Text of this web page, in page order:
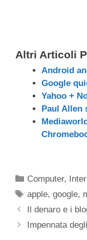
Altri Articoli
Android
Google
Yahoo +
Paul Allen
Categorie
Computer,
Tag
apple,google,
Il denaro e i
Impennata